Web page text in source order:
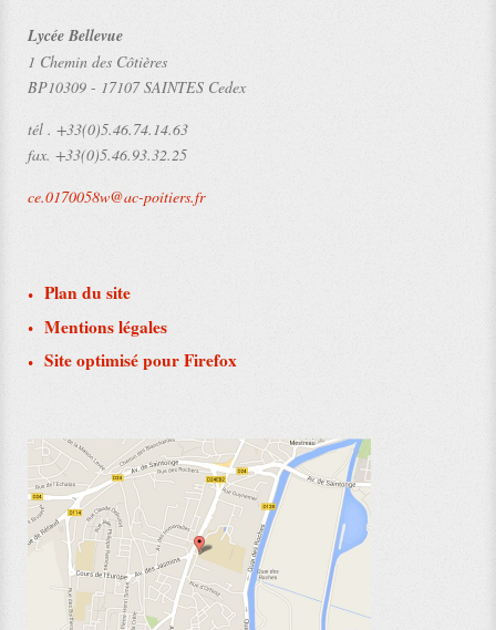
Lycée Bellevue
1 Chemin des Côtières
BP10309 - 17107 SAINTES Cedex
tél . +33(0)5.46.74.14.63
fax. +33(0)5.46.93.32.25
ce.0170058w@ac-poitiers.fr
Plan du site
Mentions légales
Site optimisé pour Firefox